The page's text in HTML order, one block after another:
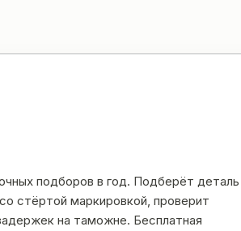
подборов в год. Подберёт деталь
стёртой маркировкой, проверит
на таможне. Бесплатная